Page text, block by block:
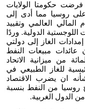
فرضت حكومتا الولايات
روسيا مما أدى إلى
العالمي وتقييد
الدولية. وردًا
الغاز إلى دولتي
أن عائدات مبيعات النفط
في أكثر من 40 في المائة من ميزانية الاتحاد
للغاز الطبيعي في
ان يضرب الاقتصاد
روسيا من النفط بنسبة